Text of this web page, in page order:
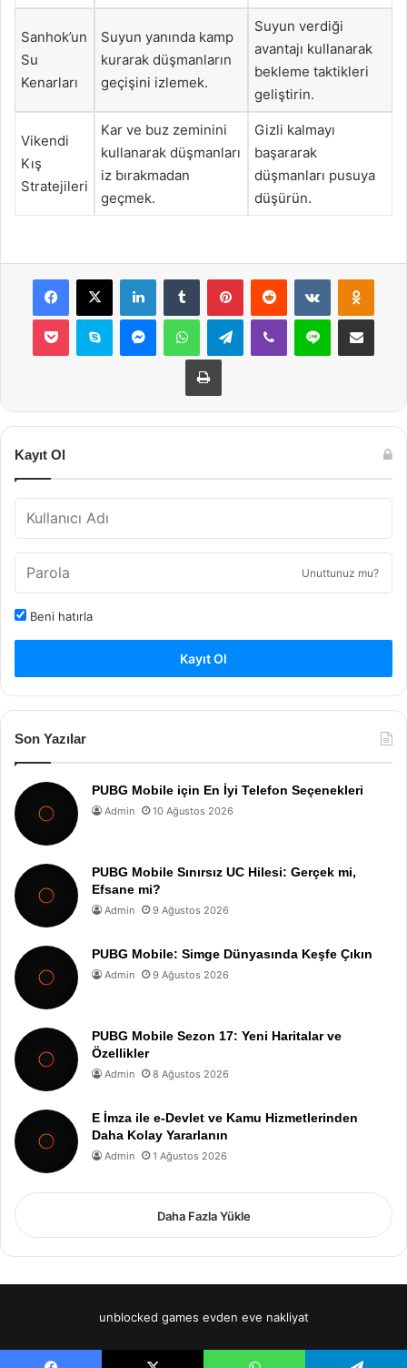
Sanhok’un
Su
Kenarları
Suyun yanında kamp
kurarak düşmanların
geçişini izlemek.
Suyun verdiği
avantajı kullanarak
bekleme taktikleri
geliştirin.
Vikendi
Kış
Stratejileri
Kar ve buz zeminini
kullanarak düşmanları
iz bırakmadan
geçmek.
Gizli kalmayı
başararak
düşmanları pusuya
düşürün.
Facebook
X LinkedInTumblr PinterestReddit VKontakte
Pocket Skype MessengerWhatsAppTelegramViber Line E-Posta ile
Yazdır
Kayıt Ol
Unuttunuz mu?
Beni hatırla
Kayıt Ol
Son Yazılar
PUBG Mobile için En İyi Telefon Seçenekleri
Admin 10 Ağustos 2026
PUBG Mobile Sınırsız UC Hilesi: Gerçek mi,
Efsane mi?
Admin 9 Ağustos 2026
PUBG Mobile: Simge Dünyasında Keşfe Çıkın
Admin 9 Ağustos 2026
PUBG Mobile Sezon 17: Yeni Haritalar ve
Özellikler
Admin 8 Ağustos 2026
E İmza ile e-Devlet ve Kamu Hizmetlerinden
Daha Kolay Yararlanın
Admin 1 Ağustos 2026
Daha Fazla Yükle
unblocked games evden eve nakliyat